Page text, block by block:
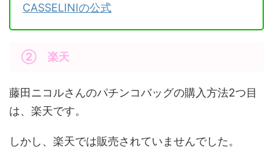
CASSELINIの公式
② 楽天
藤田ニコルさんのパチンコバッグの購入方法2つ目
は、楽天です。
しかし、楽天では販売されていませんでした。